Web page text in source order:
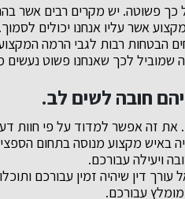
פשוטה. יש מקרים רבים אשר
אשר עליו אנחנו יכולים
הבטחות רבות לגבי הרמה
לכך שאנחנו פשוט נעשים
חובה לשים לב.
את זה אפשר למדוד על פי חוות
באיש מקצוע מנוסה בתחום
ויעילה עבורכם.
עורך דין שיהיה זמין עבורכם
עבורכם.